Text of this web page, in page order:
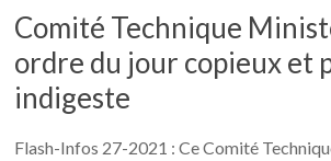
Comité Technique
ordre du jour copieux et
indigeste
Flash-Infos 27-2021 : Ce Comité